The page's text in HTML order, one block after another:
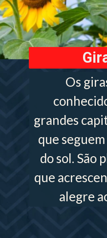
Os
grandes
que
do sol. São
que
alegre